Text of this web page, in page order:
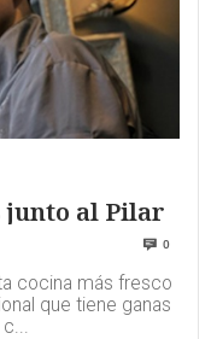
junto al Pilar
0
cocina más fresco
que tiene ganas